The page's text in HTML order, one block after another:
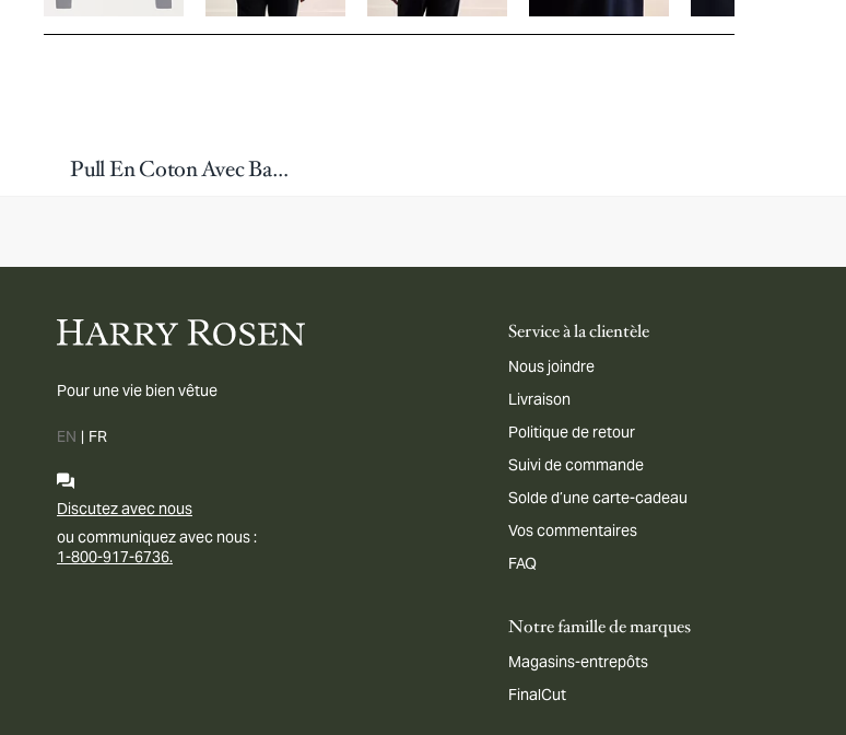
Pull En Coton Avec Bandes Latérales Et Logo
Pour une vie bien vêtue
EN | FR
Discutez avec nous
ou communiquez avec nous :
1-800-917-6736.
Service à la clientèle
Nous joindre
Livraison
Politique de retour
Suivi de commande
Solde d’une carte-cadeau
Vos commentaires
FAQ
Notre famille de marques
Magasins-entrepôts
FinalCut